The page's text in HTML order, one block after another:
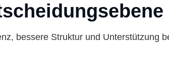
bessere Struktur und Unterstützung